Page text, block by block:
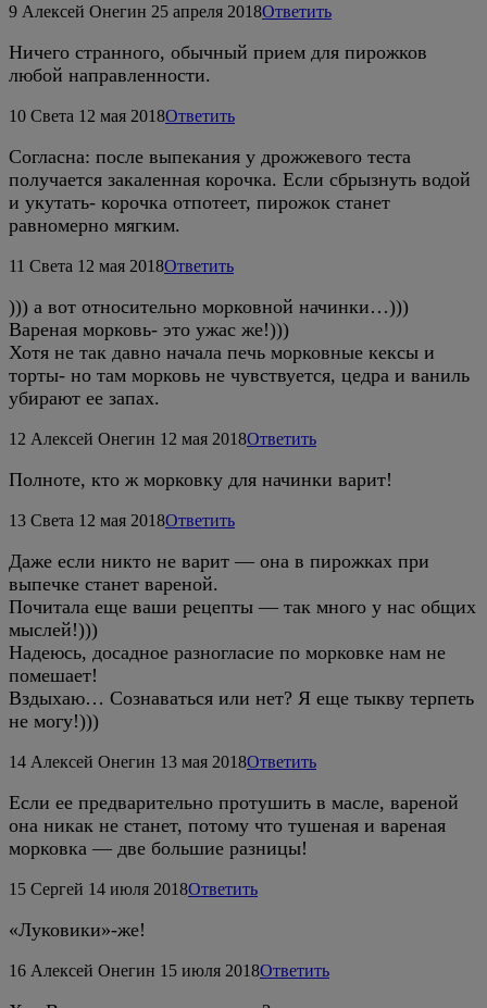
9 Алексей Онегин 25 апреля 2018Ответить
Ничего странного, обычный прием для пирожков
любой направленности.
10 Света 12 мая 2018Ответить
Согласна: после выпекания у дрожжевого теста
получается закаленная корочка. Если сбрызнуть водой
и укутать- корочка отпотеет, пирожок станет
равномерно мягким.
11 Света 12 мая 2018Ответить
))) а вот относительно морковной начинки…)))
Вареная морковь- это ужас же!)))
Хотя не так давно начала печь морковные кексы и
торты- но там морковь не чувствуется, цедра и ваниль
убирают ее запах.
12 Алексей Онегин 12 мая 2018Ответить
Полноте, кто ж морковку для начинки варит!
13 Света 12 мая 2018Ответить
Даже если никто не варит — она в пирожках при
выпечке станет вареной.
Почитала еще ваши рецепты — так много у нас общих
мыслей!)))
Надеюсь, досадное разногласие по морковке нам не
помешает!
Вздыхаю… Сознаваться или нет? Я еще тыкву терпеть
не могу!)))
14 Алексей Онегин 13 мая 2018Ответить
Если ее предварительно протушить в масле, вареной
она никак не станет, потому что тушеная и вареная
морковка — две большие разницы!
15 Сергей 14 июля 2018Ответить
«Луковики»-же!
16 Алексей Онегин 15 июля 2018Ответить